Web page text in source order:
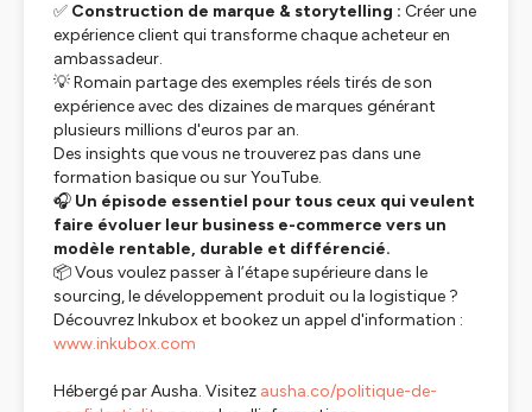
✅ Construction de marque & storytelling : Créer une
expérience client qui transforme chaque acheteur en
ambassadeur.
💡 Romain partage des exemples réels tirés de son
expérience avec des dizaines de marques générant
plusieurs millions d'euros par an.
Des insights que vous ne trouverez pas dans une
formation basique ou sur YouTube.
🎧 Un épisode essentiel pour tous ceux qui veulent
faire évoluer leur business e-commerce vers un
modèle rentable, durable et différencié.
📦 Vous voulez passer à l’étape supérieure dans le
sourcing, le développement produit ou la logistique ?
Découvrez Inkubox et bookez un appel d'information :
www.inkubox.com
Hébergé par Ausha. Visitez ausha.co/politique-de-